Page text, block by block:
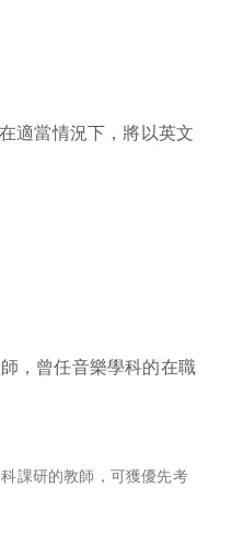
適當情況下，將以英文
，曾任音樂學科的在職
課研的教師，可獲優先考